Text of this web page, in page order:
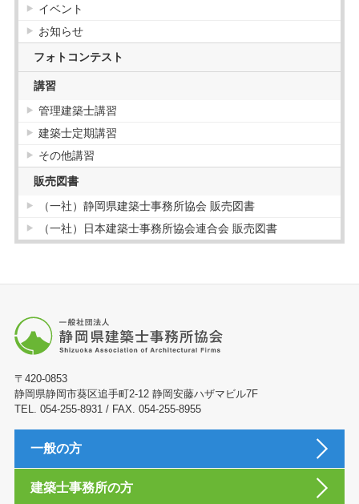
イベント
お知らせ
フォトコンテスト
講習
管理建築士講習
建築士定期講習
その他講習
販売図書
（一社）静岡県建築士事務所協会 販売図書
（一社）日本建築士事務所協会連合会 販売図書
〒420-0853
静岡県静岡市葵区追手町2-12 静岡安藤ハザマビル7F
TEL. 054-255-8931 / FAX. 054-255-8955
一般の方
建築士事務所の方